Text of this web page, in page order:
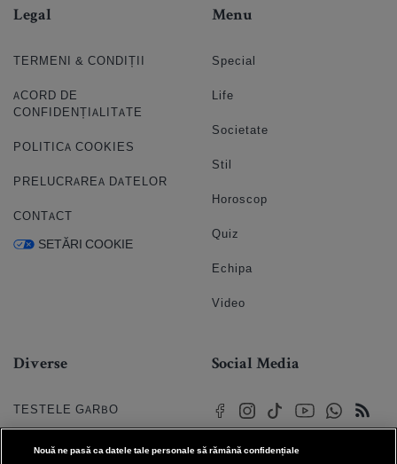
Legal
TERMENI & CONDIȚII
ACORD DE
CONFIDENȚIALITATE
POLITICA COOKIES
PRELUCRAREA DATELOR
CONTACT
SETĂRI COOKIE
Menu
Special
Life
Societate
Stil
Horoscop
Quiz
Echipa
Video
Diverse
TESTELE GARBO
HOROSCOP
Social Media
Nouă ne pasă ca datele tale personale să rămână confidențiale